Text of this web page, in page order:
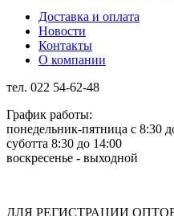
Доставка и оплата
Новости
Контакты
О компании
тел. 022 54-62-48
График работы:
понедельник-пятница с 8:30
суботта 8:30 до 14:00
воскресенье - выходной
ДЛЯ РЕГИСТРАЦИИ